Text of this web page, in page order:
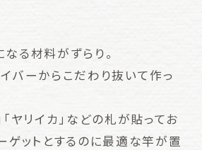
る材料がずらり。
バーからこだわり抜いて作っ
「ヤリイカ」などの札が貼ってお
ゲットとするのに最適な竿が置